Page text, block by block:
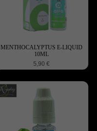
MENTHOCALYPTUS E-LIQUID
10ML
5,90 €